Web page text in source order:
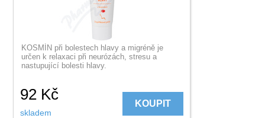
KOSMÍN při bolestech hlavy a migréně je
určen k relaxaci při neurózách, stresu a
nastupující bolesti hlavy.
92 Kč
skladem
KOUPIT